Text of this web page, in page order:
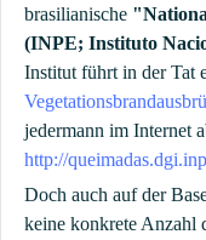
brasilianische
(INPE; Instituto
Institut führt in der Tat
jedermann im Internet
http://
Doch auch auf der
keine konkrete Anzahl